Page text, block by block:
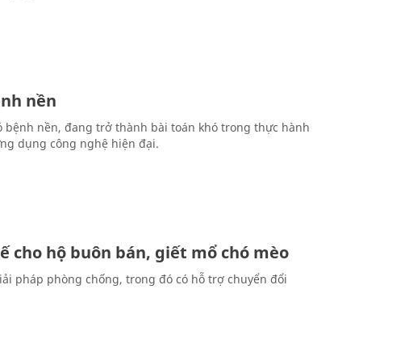
nền
nền, đang trở thành bài toán khó trong thực hành
dụng công nghệ hiện đại.
cho hộ buôn bán, giết mổ chó mèo
pháp phòng chống, trong đó có hỗ trợ chuyển đổi